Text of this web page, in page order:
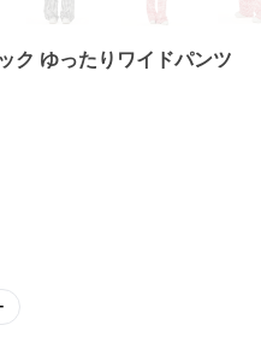
ク ゆったりワイドパンツ